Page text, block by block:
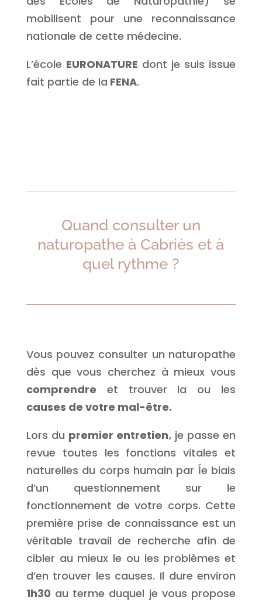
mobilisent pour une reconnaissance
nationale de cette médecine.
L’école EURONATURE dont je suis issue
fait partie de la FENA.
Quand consulter un
naturopathe à Cabriès et à
quel rythme ?
Vous pouvez consulter un naturopathe
dès que vous cherchez à mieux vous
comprendre et trouver la ou les
causes de votre mal-être.
Lors du premier entretien, je passe en
revue toutes les fonctions vitales et
naturelles du corps humain par ĺe biais
d’un questionnement sur le
fonctionnement de votre corps. Cette
première prise de connaissance est un
véritable travail de recherche afin de
cibler au mieux le ou les problèmes et
d’en trouver les causes. Il dure environ
1h30 au terme duquel je vous propose